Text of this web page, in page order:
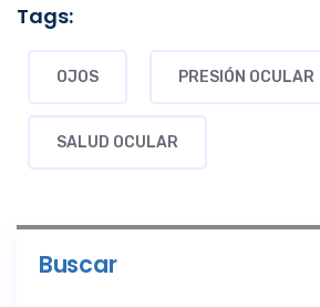
Tags:
OJOS PRESIÓN OCULAR
SALUD OCULAR
Buscar